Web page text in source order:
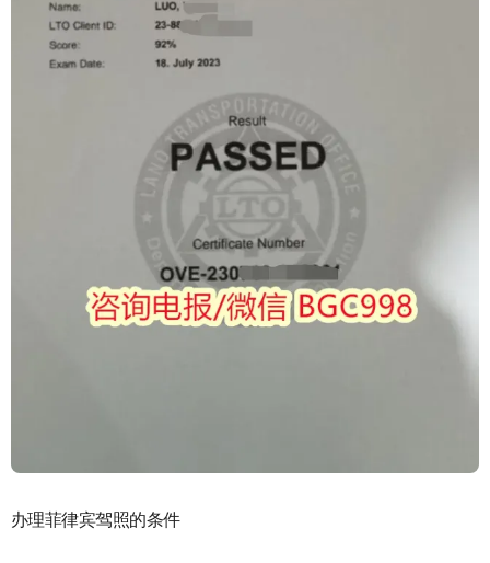
办理菲律宾驾照的条件